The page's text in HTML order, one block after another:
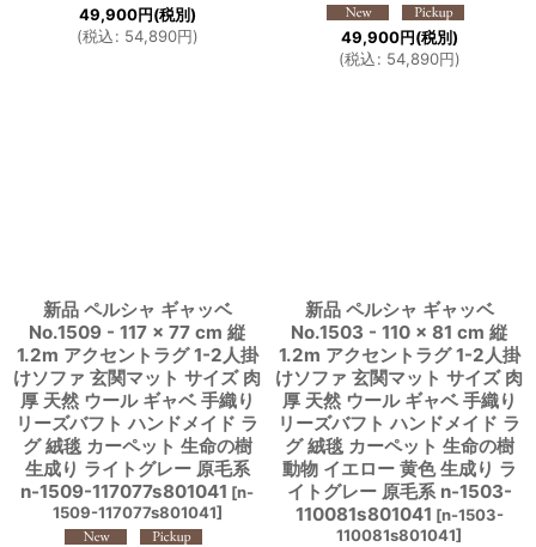
49,900円(税別)
(税込: 54,890円) 49,900円(税別)
(税込: 54,890円)
新品 ペルシャ ギャッベ
No.1509 - 117 × 77 cm 縦
1.2m アクセントラグ 1-2人掛
けソファ 玄関マット サイズ 肉
厚 天然 ウール ギャベ 手織り
リーズバフト ハンドメイド ラ
グ 絨毯 カーペット 生命の樹
生成り ライトグレー 原毛系
n-1509-117077s801041 [n-
1509-117077s801041]
新品 ペルシャ ギャッベ
No.1503 - 110 × 81 cm 縦
1.2m アクセントラグ 1-2人掛
けソファ 玄関マット サイズ 肉
厚 天然 ウール ギャベ 手織り
リーズバフト ハンドメイド ラ
グ 絨毯 カーペット 生命の樹
動物 イエロー 黄色 生成り ラ
イトグレー 原毛系 n-1503-
110081s801041 [n-1503-
110081s801041]